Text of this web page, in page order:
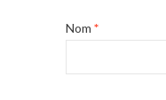
Nom *